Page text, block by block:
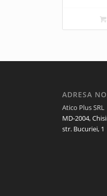
ADRESA
Atico Plus SRL
MD-2004,
str. Bucuriei, 1